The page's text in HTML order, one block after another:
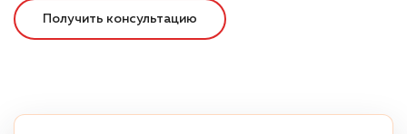
Получить консультацию